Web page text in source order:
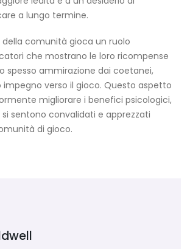
a lungo termine.
comunità gioca un ruolo
che mostrano le loro ricompense
spesso ammirazione dai coetanei,
impegno verso il gioco. Questo aspetto
migliorare i benefici psicologici,
sentono convalidati e apprezzati
di gioco.